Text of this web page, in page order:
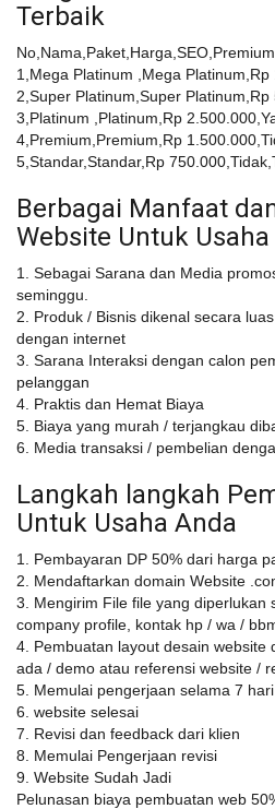
Terbaik
1,Mega Platinum ,Mega Platinum,Rp
2,Super Platinum,Super Platinum,Rp
3,Platinum ,Platinum,Rp
4,Premium,Premium,Rp
5,Standar,Standar,Rp
Berbagai Manfaat
Website Untuk Usaha
1. Sebagai Sarana dan Media
seminggu.
2. Produk / Bisnis dikenal secara
dengan internet
3. Sarana Interaksi dengan calon
pelanggan
4. Praktis dan Hemat Biaya
5. Biaya yang murah / terjangkau
6. Media transaksi / pembelian
Langkah langkah
Untuk Usaha Anda
1. Pembayaran DP 50% dari harga
2. Mendaftarkan domain Website
3. Mengirim File file yang diperlukan
company profile, kontak hp / wa /
4. Pembuatan layout desain website
ada / demo atau referensi website /
5. Memulai pengerjaan selama 7
6. website selesai
7. Revisi dan feedback dari klien
8. Memulai Pengerjaan revisi
9. Website Sudah Jadi
Pelunasan biaya pembuatan web